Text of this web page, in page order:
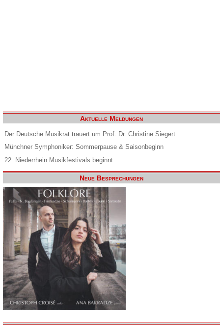
Aktuelle Meldungen
Der Deutsche Musikrat trauert um Prof. Dr. Christine Siegert
Münchner Symphoniker: Sommerpause & Saisonbeginn
22. Niederrhein Musikfestivals beginnt
Neue Besprechungen